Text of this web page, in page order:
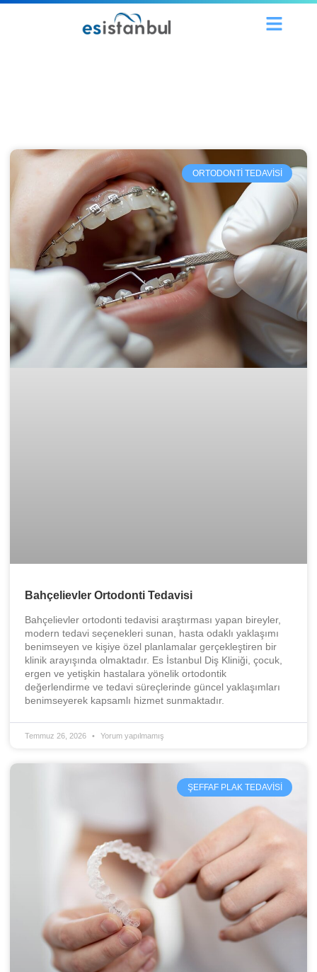
ORTODONTI TEDAVISI
Bahçelievler Ortodonti Tedavisi
Bahçelievler ortodonti tedavisi araştırması yapan bireyler,
modern tedavi seçenekleri sunan, hasta odaklı yaklaşımı
benimseyen ve kişiye özel planlamalar gerçekleştiren bir
klinik arayışında olmaktadır. Es İstanbul Diş Kliniği, çocuk,
ergen ve yetişkin hastalara yönelik ortodontik
değerlendirme ve tedavi süreçlerinde güncel yaklaşımları
benimseyerek kapsamlı hizmet sunmaktadır.
Temmuz 26, 2026 Yorum yapılmamış
ŞEFFAF PLAK TEDAVISI